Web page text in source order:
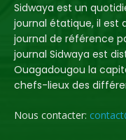
Sidwaya est un
journal étatique, il est
journal de référence
journal Sidwaya est
Ouagadougou la
chefs-lieux des
Nous contacter: